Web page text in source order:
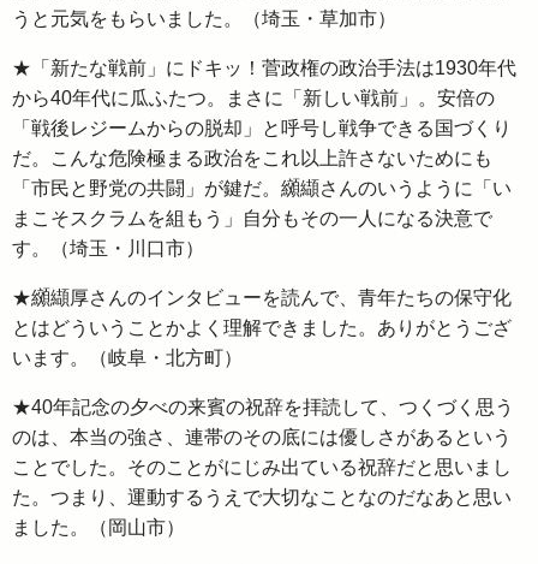
うと元気をもらいました。（埼玉・草加市）
★「新たな戦前」にドキッ！菅政権の政治手法は1930年代
から40年代に瓜ふたつ。まさに「新しい戦前」。安倍の
「戦後レジームからの脱却」と呼号し戦争できる国づくり
だ。こんな危険極まる政治をこれ以上許さないためにも
「市民と野党の共闘」が鍵だ。纐纈さんのいうように「い
まこそスクラムを組もう」自分もその一人になる決意で
す。（埼玉・川口市）
★纐纈厚さんのインタビューを読んで、青年たちの保守化
とはどういうことかよく理解できました。ありがとうござ
います。（岐阜・北方町）
★40年記念の夕べの来賓の祝辞を拝読して、つくづく思う
のは、本当の強さ、連帯のその底には優しさがあるという
ことでした。そのことがにじみ出ている祝辞だと思いまし
た。つまり、運動するうえで大切なことなのだなあと思い
ました。（岡山市）